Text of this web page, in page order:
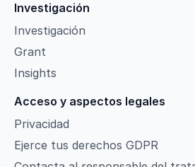
Investigación
Investigación
Grant
Insights
Acceso y aspectos legales
Privacidad
Ejerce tus derechos GDPR